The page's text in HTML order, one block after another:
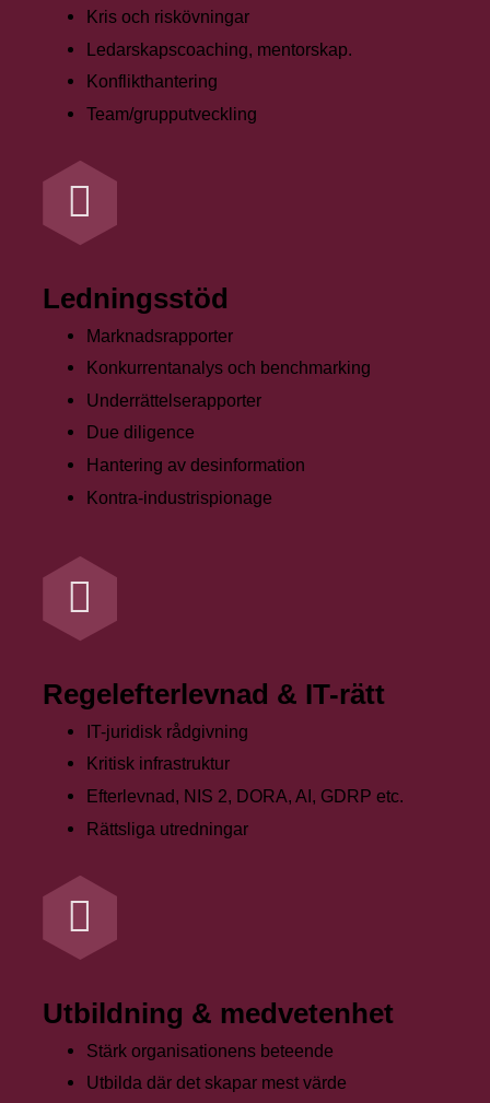
Kris och riskövningar
Ledarskapscoaching, mentorskap.
Konflikthantering
Team/grupputveckling
Ledningsstöd
Marknadsrapporter
Konkurrentanalys och benchmarking
Underrättelserapporter
Due diligence
Hantering av desinformation
Kontra-industrispionage
Regelefterlevnad & IT-rätt
IT-juridisk rådgivning
Kritisk infrastruktur
Efterlevnad, NIS 2, DORA, AI, GDRP etc.
Rättsliga utredningar
Utbildning & medvetenhet
Stärk organisationens beteende
Utbilda där det skapar mest värde